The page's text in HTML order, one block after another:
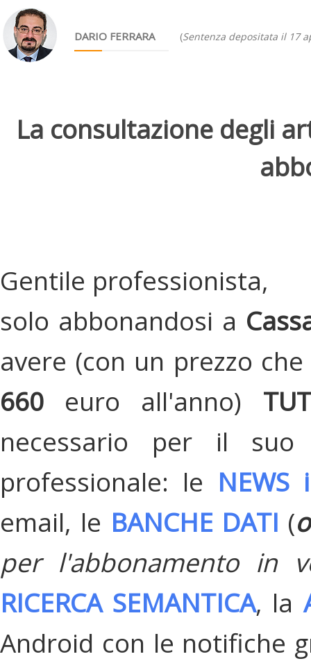
DARIO FERRARA (Sentenza depositata il 17
La consultazione degli
Gentile professionista,
solo abbonandosi a
avere (con un prezzo
660 euro all'anno)
necessario per il suo
professionale: le
email, le BANCHE DATI (
per l'abbonamento in
RICERCA SEMANTICA, la
Android con le notifiche